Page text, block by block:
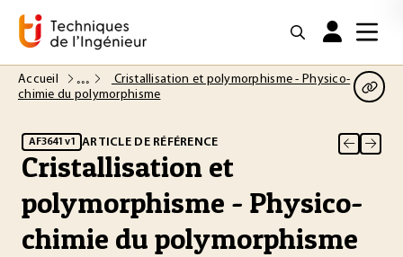
Accueil
Cristallisation et polymorphisme - Physico-
chimie du polymorphisme
AF3641 v1 ARTICLE DE RÉFÉRENCE
Cristallisation et
polymorphisme - Physico-
chimie du polymorphisme